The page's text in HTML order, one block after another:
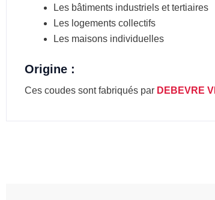
Les bâtiments industriels et tertiaires
Les logements collectifs
Les maisons individuelles
Origine :
Ces coudes sont fabriqués par DEBEVRE